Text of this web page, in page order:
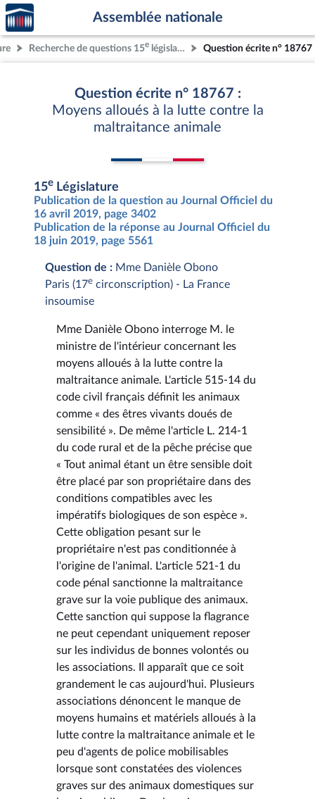
Aller au contenu
Aller en bas de la page
Accèder
à la
page
d'accueil
Assemblée nationale
Recherche de questions 15e législature Question écrite n° 18767
Question écrite n° 18767 :
Moyens alloués à la lutte contre la
maltraitance animale
15e Législature
Publication de la question au Journal Officiel du
16 avril 2019, page 3402
Publication de la réponse au Journal Officiel du
18 juin 2019, page 5561
Question de : Mme Danièle Obono
Paris (17e circonscription) - La France
insoumise
Mme Danièle Obono interroge M. le
ministre de l'intérieur concernant les
moyens alloués à la lutte contre la
maltraitance animale. L'article 515-14 du
code civil français définit les animaux
comme « des êtres vivants doués de
sensibilité ». De même l'article L. 214-1
du code rural et de la pêche précise que
« Tout animal étant un être sensible doit
être placé par son propriétaire dans des
conditions compatibles avec les
impératifs biologiques de son espèce ».
Cette obligation pesant sur le
propriétaire n'est pas conditionnée à
l'origine de l'animal. L'article 521-1 du
code pénal sanctionne la maltraitance
grave sur la voie publique des animaux.
Cette sanction qui suppose la flagrance
ne peut cependant uniquement reposer
sur les individus de bonnes volontés ou
les associations. Il apparaît que ce soit
grandement le cas aujourd'hui. Plusieurs
associations dénoncent le manque de
moyens humains et matériels alloués à la
lutte contre la maltraitance animale et le
peu d'agents de police mobilisables
lorsque sont constatées des violences
graves sur des animaux domestiques sur